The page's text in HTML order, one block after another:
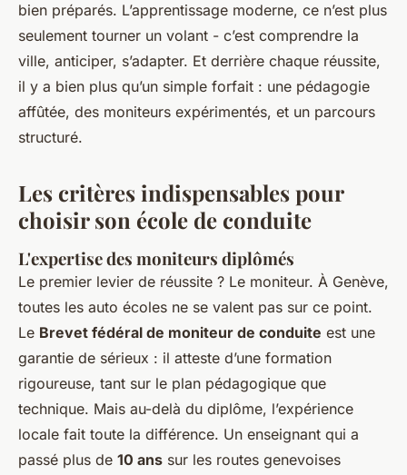
bien préparés. L’apprentissage moderne, ce n’est plus
seulement tourner un volant - c’est comprendre la
ville, anticiper, s’adapter. Et derrière chaque réussite,
il y a bien plus qu’un simple forfait : une pédagogie
affûtée, des moniteurs expérimentés, et un parcours
structuré.
Les critères indispensables pour
choisir son école de conduite
L'expertise des moniteurs diplômés
Le premier levier de réussite ? Le moniteur. À Genève,
toutes les auto écoles ne se valent pas sur ce point.
Le Brevet fédéral de moniteur de conduite est une
garantie de sérieux : il atteste d’une formation
rigoureuse, tant sur le plan pédagogique que
technique. Mais au-delà du diplôme, l’expérience
locale fait toute la différence. Un enseignant qui a
passé plus de 10 ans sur les routes genevoises